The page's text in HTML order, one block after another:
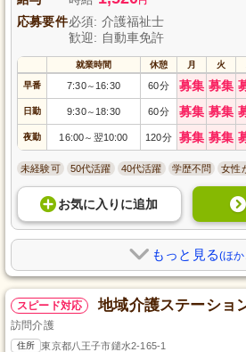
応募要件必須: 介護福祉士
歓迎: 自動車免許
就業時間 休憩 月 火
早番 7:30～ 16:30 60分 募集 募集
日勤 9:30～ 18:30 60分 募集 募集
夜勤 16:00～ 翌10:00 120分 募集 募集
未経験可 50代活躍 40代活躍 学歴不問 女性
お気に入り に追加
もっと見る(ほ
スピード対応 地域介護ステーショ
訪問介護
住所 東京都八王子市鑓水2-165-1